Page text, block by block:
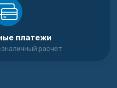
платежи
расчет